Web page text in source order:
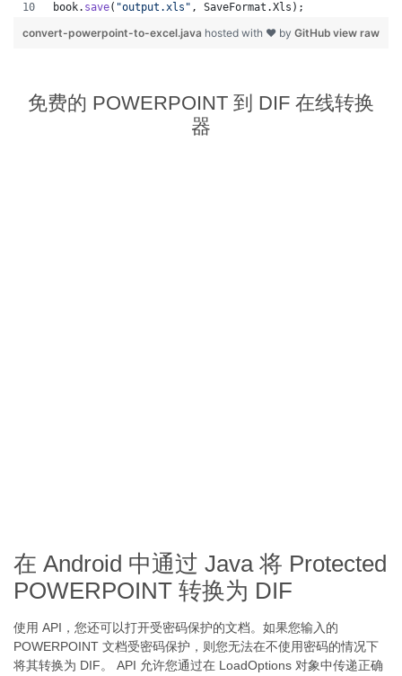
book. save( "output.xls" , SaveFormat .Xls );
view raw
convert-powerpoint-to-excel.java hosted with ❤ by GitHub
免费的 POWERPOINT 到 DIF 在线转换
器
在 Android 中通过 Java 将 Protected
POWERPOINT 转换为 DIF
使用 API，您还可以打开受密码保护的文档。如果您输入的
POWERPOINT 文档受密码保护，则您无法在不使用密码的情况下
将其转换为 DIF。 API 允许您通过在 LoadOptions 对象中传递正确